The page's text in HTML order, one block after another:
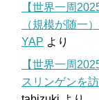
【世界一周
（規模が随一
YAP より
【世界一周
スリンゲンを